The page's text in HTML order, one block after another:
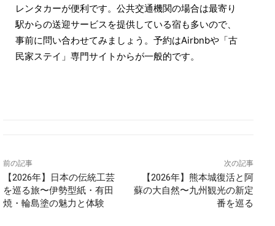
レンタカーが便利です。公共交通機関の場合は最寄り
駅からの送迎サービスを提供している宿も多いので、
事前に問い合わせてみましょう。予約はAirbnbや「古
民家ステイ」専門サイトからが一般的です。
前の記事
【2026年】日本の伝統工芸
を巡る旅〜伊勢型紙・有田
焼・輪島塗の魅力と体験
次の記事
【2026年】熊本城復活と阿
蘇の大自然〜九州観光の新定
番を巡る